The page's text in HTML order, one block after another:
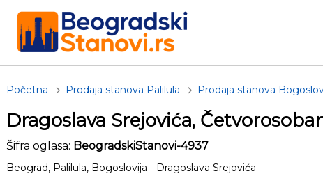
Početna Prodaja stanova Palilula Prodaja stanova
Dragoslava Srejovića,
Šifra oglasa: BeogradskiStanovi-4937
Beograd, Palilula, Bogoslovija - Dragoslava Srejovića